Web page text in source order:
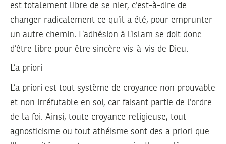
est totalement libre de se nier, c’est-à-dire de
changer radicalement ce qu’il a été, pour emprunter
un autre chemin. L’adhésion à l’islam se doit donc
d’être libre pour être sincère vis-à-vis de Dieu.
L’a priori
L’a priori est tout système de croyance non prouvable
et non irréfutable en soi, car faisant partie de l’ordre
de la foi. Ainsi, toute croyance religieuse, tout
agnosticisme ou tout athéisme sont des a priori que